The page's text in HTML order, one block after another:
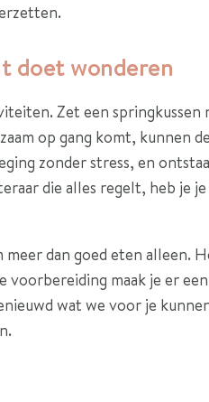
doet wonderen
Zet een
op gang komt, kunnen
zonder stress, en
die alles regelt, heb je
dan goed eten alleen.
voorbereiding maak je er
wat we voor je